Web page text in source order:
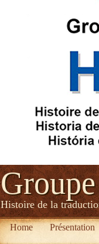
Histoire de la
Home Présentation